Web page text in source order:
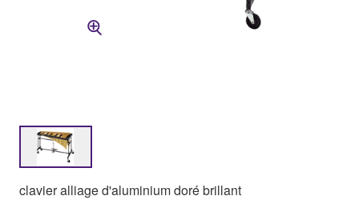
clavier alliage d'aluminium doré brillant